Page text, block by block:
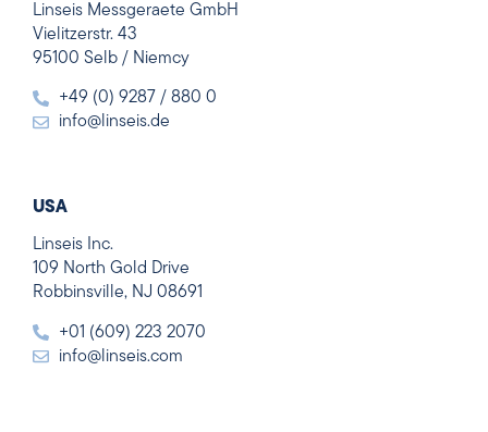
Linseis Messgeraete GmbH
Vielitzerstr. 43
95100 Selb / Niemcy
+49 (0) 9287 / 880 0
info@linseis.de
USA
Linseis Inc.
109 North Gold Drive
Robbinsville, NJ 08691
+01 (609) 223 2070
info@linseis.com